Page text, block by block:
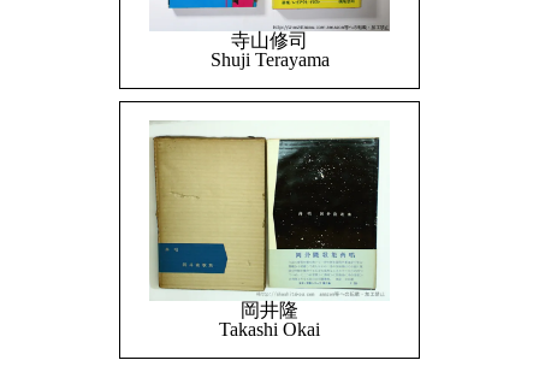
寺山修司
Shuji Terayama
岡井隆
Takashi Okai